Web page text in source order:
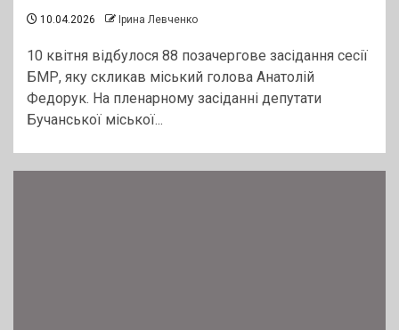
10.04.2026 Ірина Левченко
10 квітня відбулося 88 позачергове засідання сесії
БМР, яку скликав міський голова Анатолій
Федорук. На пленарному засіданні депутати
Бучанської міської...